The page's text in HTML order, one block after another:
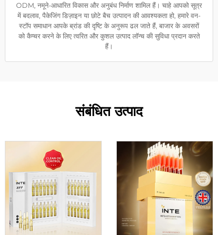
ODM, नमूने-आधारित विकास और अनुबंध निर्माण शामिल हैं। चाहे आपको सूत्र
में बदलाव, पैकेजिंग डिज़ाइन या छोटे बैच उत्पादन की आवश्यकता हो, हमारे वन-
स्टॉप समाधान आपके ब्रांड की दृष्टि के अनुरूप ढल जाते हैं, बाजार के अवसरों
को कैप्चर करने के लिए त्वरित और कुशल उत्पाद लॉन्च की सुविधा प्रदान करते
हैं।
संबंधित उत्पाद